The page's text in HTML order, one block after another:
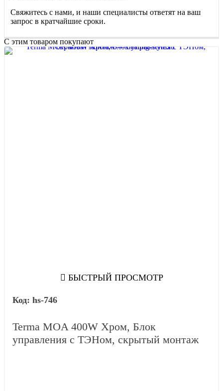
Свяжитесь с нами, и наши специалисты ответят на ваш
запрос в кратчайшие сроки.
С этим товаром покупают
БЫСТРЫЙ ПРОСМОТР
hs-746
Terma MOA 400W Хром, Блок
управления с ТЭНом, скрытый монтаж